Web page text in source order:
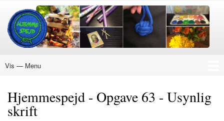
Gå
hovedindhold
Menu
Vis — Menu
Hjemmespejd - Opgave 63 - Usynlig
skrift